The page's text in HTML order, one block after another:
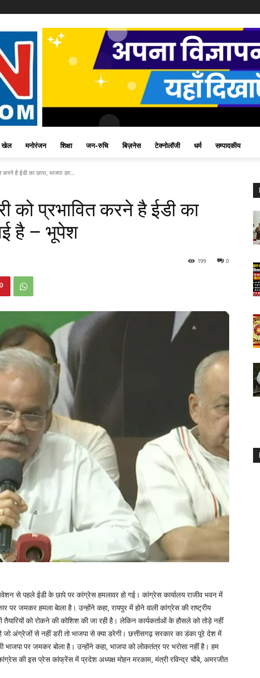
खेल मनोरंजन शिक्षा जन-रुचि बिज़नेस टेक्नोलॉजी धर्म सम्पादकीय
है ईडी का छापा, भाजपा डर...
को प्रभावित करने है ईडी का
है – भूपेश
0
199
से पहले ईडी के छापे पर कांग्रेस हमलावर हो गई। कांग्रेस कार्यालय राजीव भवन में
जमकर हमला बेाला है। उन्होंने कहा, रायपुर में होने वाली कांग्रेस की राष्ट्रीय
को रोकने की कोशिश की जा रही है। लेकिन कार्यकर्ताओं के हौसले को तोड़े नहीं
जो अंग्रेजों से नहीं डरी तो भाजपा से क्या डरेगी। छत्तीसगढ़ सरकार का डंका पूरे देश में
पर जमकर बोला है। उन्होंने कहा, भाजपा को लोकतंत्र पर भरोसा नहीं है। हम
की इस प्रेस कांफ्रेंस में प्रदेश अध्यक्ष मोहन मरकाम, मंत्री रविन्द्र चौबे, अमरजीत